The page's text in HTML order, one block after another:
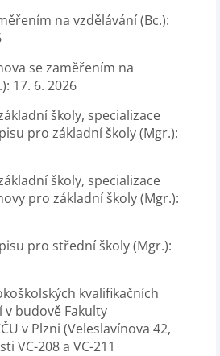
na vzdělávání (Bc.):
se zaměřením na
17. 6. 2026
školy, specializace
pro základní školy (Mgr.):
školy, specializace
pro základní školy (Mgr.):
pro střední školy (Mgr.):
kvalifikačních
budově Fakulty
v Plzni (Veleslavínova 42,
VC-208 a VC-211